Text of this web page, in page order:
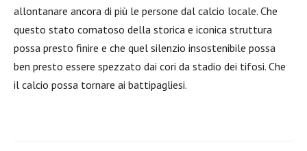
allontanare ancora di più le persone dal calcio locale. Che
questo stato comatoso della storica e iconica struttura
possa presto finire e che quel silenzio insostenibile possa
ben presto essere spezzato dai cori da stadio dei tifosi. Che
il calcio possa tornare ai battipagliesi.